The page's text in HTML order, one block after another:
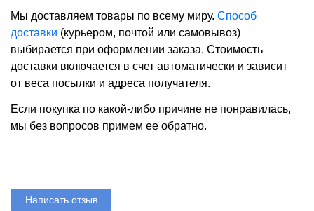
Мы доставляем товары по всему миру. Способ
доставки (курьером, почтой или самовывоз)
выбирается при оформлении заказа. Стоимость
доставки включается в счет автоматически и зависит
от веса посылки и адреса получателя.
Если покупка по какой-либо причине не понравилась,
мы без вопросов примем ее обратно.
Написать отзыв